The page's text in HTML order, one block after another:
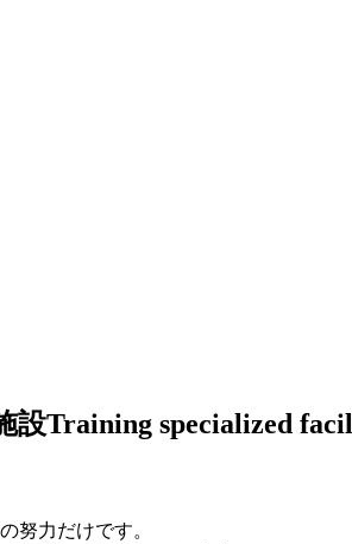
設Training specialized
努力だけです。